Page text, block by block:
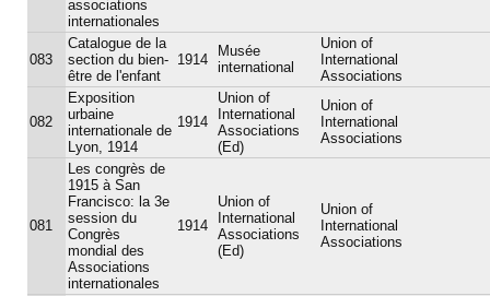
associations
internationales
083
Catalogue de la
section du bien-
être de l'enfant
1914
Musée
international
Union of
International
Associations
082
Exposition
urbaine
internationale de
Lyon, 1914
1914
Union of
International
Associations
(Ed)
Union of
International
Associations
081
Les congrès de
1915 à San
Francisco: la 3e
session du
Congrès
mondial des
Associations
internationales
1914
Union of
International
Associations
(Ed)
Union of
International
Associations